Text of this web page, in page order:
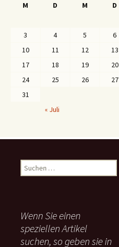
M
D M D
3
4 5 6
10
11 12 13
17
18 19 20
24
25 26 27
31
« Juli
u
n
n
a
Wenn Sie einen
speziellen Artikel
suchen, so geben sie in